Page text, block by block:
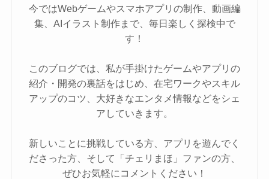
今ではWebゲームやスマホアプリの制作、動画編
集、AIイラスト制作まで、毎日楽しく探検中で
す！
このブログでは、私が手掛けたゲームやアプリの
紹介・開発の裏話をはじめ、在宅ワークやスキル
アップのコツ、大好きなエンタメ情報などをシェ
アしていきます。
新しいことに挑戦している方、アプリを遊んでく
ださった方、そして「チェリまほ」ファンの方、
ぜひお気軽にコメントください！